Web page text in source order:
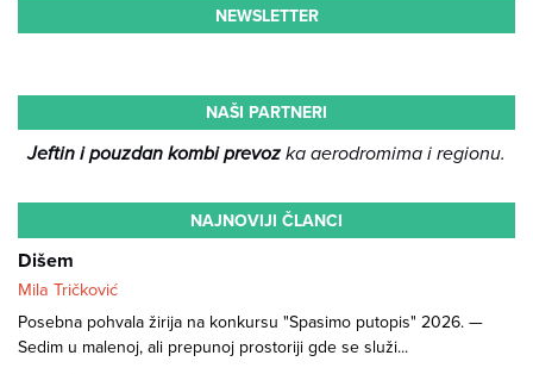
NEWSLETTER
NAŠI PARTNERI
Jeftin i pouzdan kombi prevozka aerodromima i regionu.
NAJNOVIJI ČLANCI
Dišem
Mila Tričković
Posebna pohvala žirija na konkursu "Spasimo putopis" 2026. —
Sedim u malenoj, ali prepunoj prostoriji gde se služi...